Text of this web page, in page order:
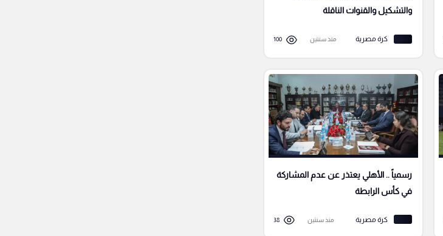
كرة مصرية
والتشكيل والقنوات الناقلة
منذ سنتين 100
كرة مصرية
رسمياً .. الأهلي يعتذر عن عدم المشاركة
في كأس الرابطة
منذ سنتين 38